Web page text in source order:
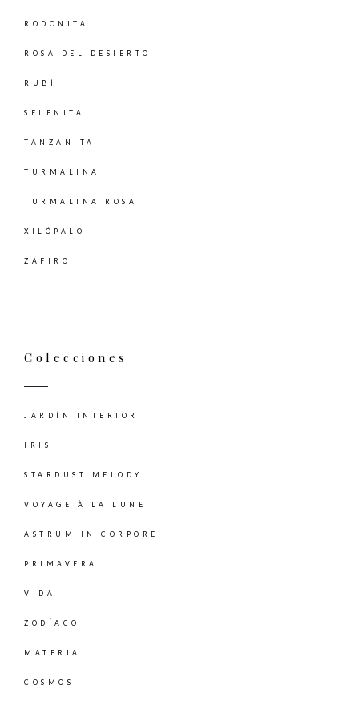
RODONITA
ROSA DEL DESIERTO
RUBÍ
SELENITA
TANZANITA
TURMALINA
TURMALINA ROSA
XILÓPALO
ZAFIRO
Colecciones
JARDÍN INTERIOR
IRIS
STARDUST MELODY
VOYAGE À LA LUNE
ASTRUM IN CORPORE
PRIMAVERA
VIDA
ZODÍACO
MATERIA
COSMOS